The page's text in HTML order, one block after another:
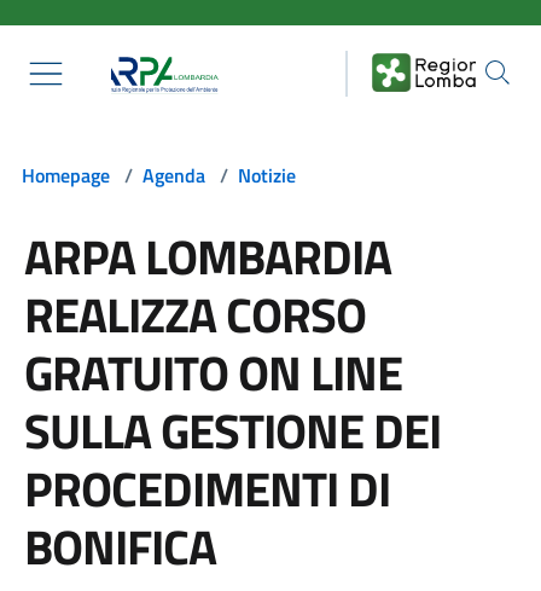
Homepage / Agenda / Notizie
ARPA LOMBARDIA
REALIZZA CORSO
GRATUITO ON LINE
SULLA GESTIONE DEI
PROCEDIMENTI DI
BONIFICA